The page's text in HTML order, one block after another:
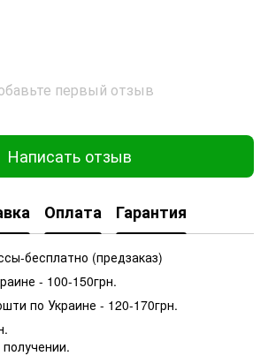
первый отзыв
Написать отзыв
Оплата Гарантия
бесплатно (предзаказ)
- 100-150грн.
по Украине - 120-170грн.